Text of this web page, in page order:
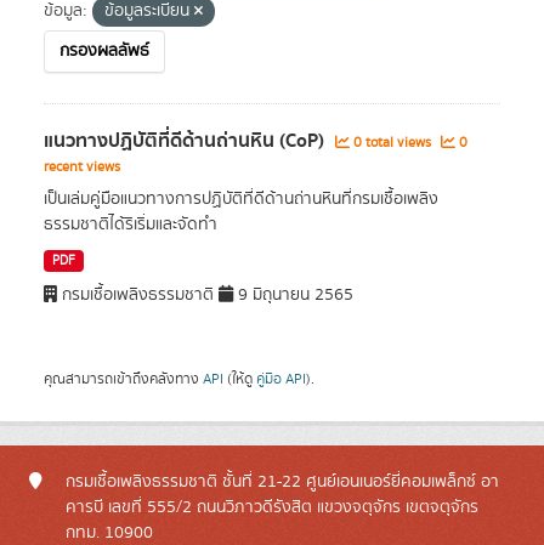
ข้อมูล:
ข้อมูลระเบียน
กรองผลลัพธ์
แนวทางปฏิบัติที่ดีด้านถ่านหิน (CoP) 0 total views
0
recent views
เป็นเล่มคู่มือแนวทางการปฏิบัติที่ดีด้านถ่านหินที่กรมเชื้อเพลิง
ธรรมชาติได้ริเริ่มและจัดทำ
PDF
กรมเชื้อเพลิงธรรมชาติ 9 มิถุนายน 2565
คุณสามารถเข้าถึงคลังทาง API (ให้ดู คู่มือ API).
กรมเชื้อเพลิงธรรมชาติ ชั้นที่ 21-22 ศูนย์เอนเนอร์ยี่คอมเพล็กซ์ อา
คารบี เลขที่ 555/2 ถนนวิภาวดีรังสิต แขวงจตุจักร เขตจตุจักร
กทม. 10900